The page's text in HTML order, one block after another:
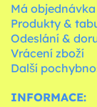
Má objednávka
Produkty &
Odeslání &
Vrácení zboží
Další
INFORMACE: